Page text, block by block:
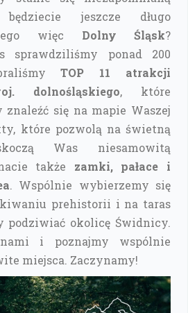
jeszcze długo
więc Dolny Śląsk?
sprawdziliśmy ponad 200
TOP 11 atrakcji
dolnośląskiego, które
się na mapie Waszej
które pozwolą na świetną
Was niesamowitą
także zamki, pałace i
. Wspólnie wybierzemy się
prehistorii i na taras
podziwiać okolicę Świdnicy.
i poznajmy wspólnie
miejsca. Zaczynamy!